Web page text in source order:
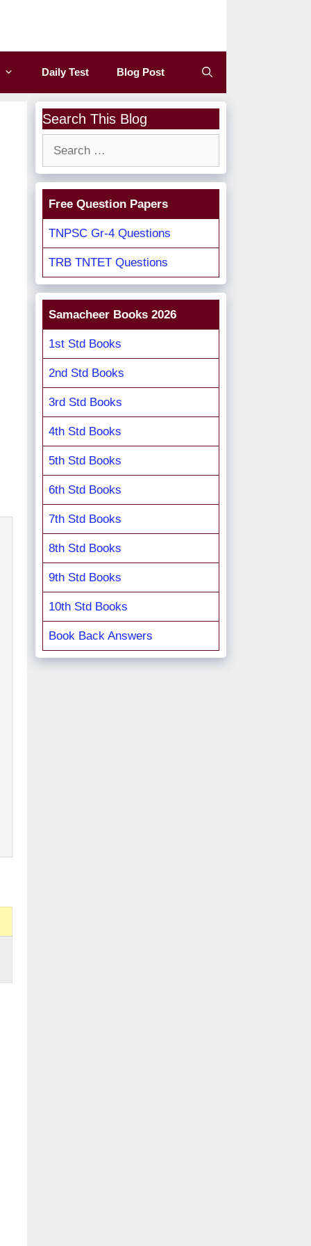
Daily Test Blog Post
Search This Blog
Free Question Papers
TNPSC Gr-4 Questions
TRB TNTET Questions
Samacheer Books 2026
1st Std Books
2nd Std Books
3rd Std Books
4th Std Books
5th Std Books
6th Std Books
7th Std Books
8th Std Books
9th Std Books
10th Std Books
Book Back Answers